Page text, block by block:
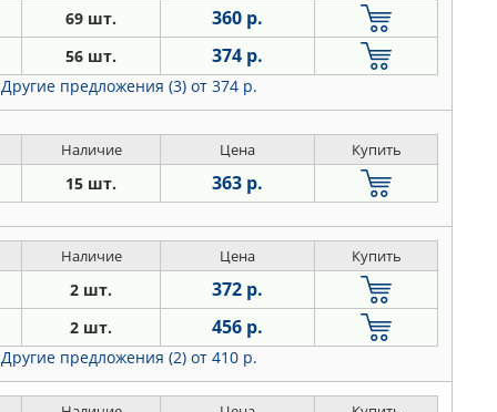
69 шт. 360 р.
56 шт. 374 р.
Другие предложения (3) от 374 р.
Наличие Цена Купить
15 шт. 363 р.
Наличие Цена Купить
2 шт. 372 р.
2 шт. 456 р.
Другие предложения (2) от 410 р.